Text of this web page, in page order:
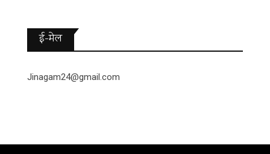
ई-मेल
Jinagam24@gmail.com